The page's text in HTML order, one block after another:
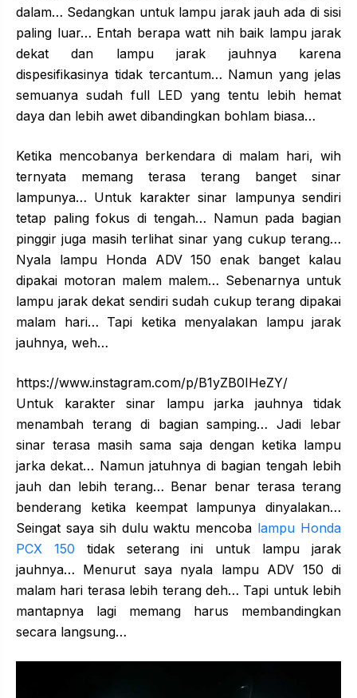
dalam… Sedangkan untuk lampu jarak jauh ada di sisi
paling luar… Entah berapa watt nih baik lampu jarak
dekat dan lampu jarak jauhnya karena
dispesifikasinya tidak tercantum… Namun yang jelas
semuanya sudah full LED yang tentu lebih hemat
daya dan lebih awet dibandingkan bohlam biasa…
Ketika mencobanya berkendara di malam hari, wih
ternyata memang terasa terang banget sinar
lampunya… Untuk karakter sinar lampunya sendiri
tetap paling fokus di tengah… Namun pada bagian
pinggir juga masih terlihat sinar yang cukup terang…
Nyala lampu Honda ADV 150 enak banget kalau
dipakai motoran malem malem… Sebenarnya untuk
lampu jarak dekat sendiri sudah cukup terang dipakai
malam hari… Tapi ketika menyalakan lampu jarak
jauhnya, weh…
https://www.instagram.com/p/B1yZB0IHeZY/
Untuk karakter sinar lampu jarka jauhnya tidak
menambah terang di bagian samping… Jadi lebar
sinar terasa masih sama saja dengan ketika lampu
jarka dekat… Namun jatuhnya di bagian tengah lebih
jauh dan lebih terang… Benar benar terasa terang
benderang ketika keempat lampunya dinyalakan…
Seingat saya sih dulu waktu mencoba lampu Honda
PCX 150 tidak seterang ini untuk lampu jarak
jauhnya… Menurut saya nyala lampu ADV 150 di
malam hari terasa lebih terang deh… Tapi untuk lebih
mantapnya lagi memang harus membandingkan
secara langsung…